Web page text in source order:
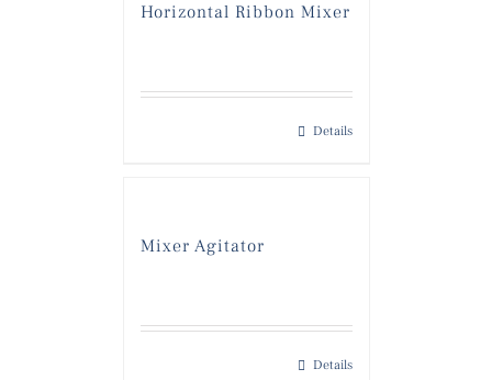
Horizontal Ribbon Mixer
Details
Mixer Agitator
Details